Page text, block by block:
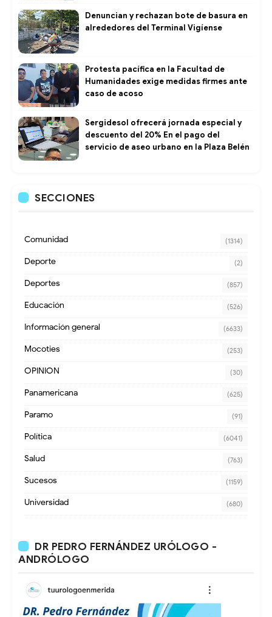
Denuncian y rechazan bote de basura en
alrededores del Terminal Vigíense
Protesta pacífica en la Facultad de
Humanidades exige medidas firmes ante
caso de acoso
Sergidesol ofrecerá jornada especial y
descuento del 20% En el pago del
servicio de aseo urbano en la Plaza Belén
SECCIONES
Comunidad (1314)
Deporte (2)
Deportes (857)
Educación (526)
Información general (6633)
Mocoties (253)
OPINION (30)
Panamericana (625)
Paramo (91)
Política (6041)
Salud (763)
Sucesos (1159)
Universidad (680)
DR PEDRO FERNÁNDEZ URÓLOGO -
ANDRÓLOGO